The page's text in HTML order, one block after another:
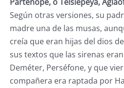
Según otras versiones, su
madre una de las musas,
creía que eran hijas del dios
sus textos que las sirenas
Deméter, Perséfone, y que
compañera era raptada por